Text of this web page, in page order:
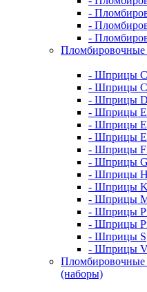
-
-
-
- Шприцы
- Шприцы
- Шприцы
- Шприцы
- Шприцы
- Шприцы
- Шприцы
- Шприцы
- Шприцы
- Шприцы
- Шприцы
- Шприцы
- Шприцы
- Шприцы
- Шприцы
Пломбировочные
(наборы)